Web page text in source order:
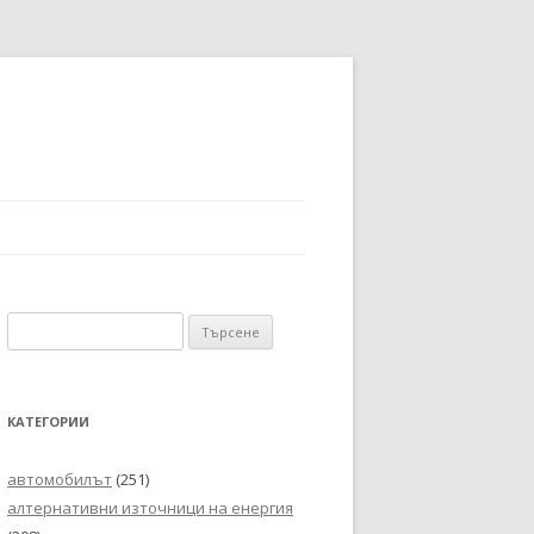
за:
КАТЕГОРИИ
автомобилът (251)
алтернативни източници на енергия